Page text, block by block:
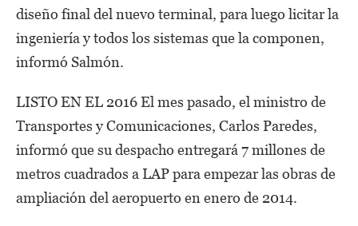
diseño final del nuevo terminal, para luego licitar la
ingeniería y todos los sistemas que la componen,
informó Salmón.
LISTO EN EL 2016 El mes pasado, el ministro de
Transportes y Comunicaciones, Carlos Paredes,
informó que su despacho entregará 7 millones de
metros cuadrados a LAP para empezar las obras de
ampliación del aeropuerto en enero de 2014.